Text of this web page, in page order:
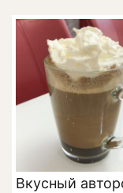
Вкусный